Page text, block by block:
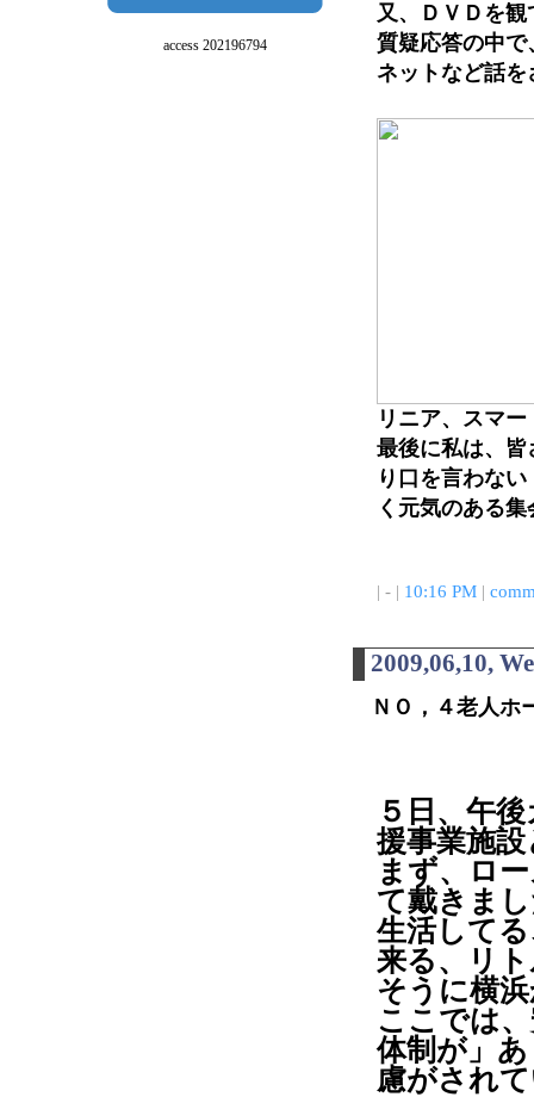
access 202196794
又、ＤＶＤを
質疑応答の中
ネットなど話を
リニア、スマ
最後に私は、
り口を言わな
く元気のある
| - | 10:16 PM|
2009,06,10,
ＮＯ，４老人ホ
５日、午
援事業施
まず、ロ
て戴きま
生活して
来る、リ
そうに横
ここでは
体制が」
慮がされ